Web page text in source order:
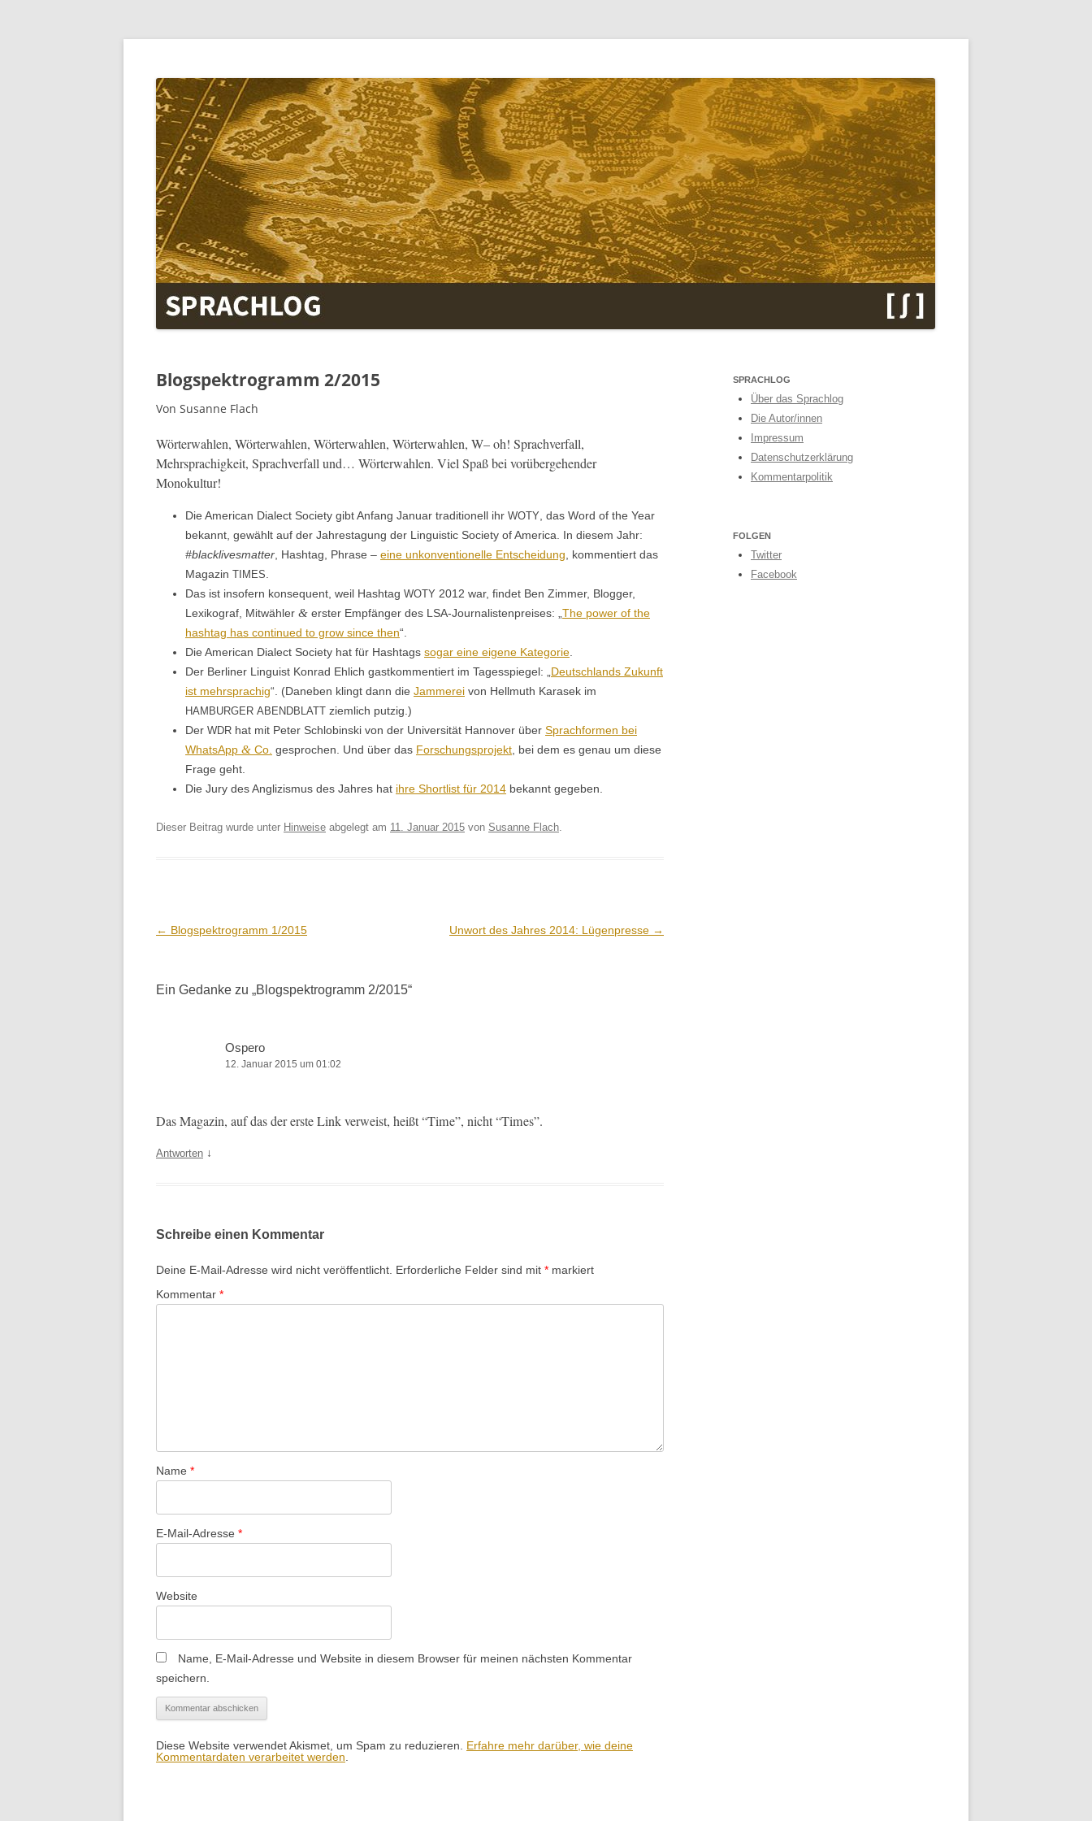
SPRACHLOG
Blogspektrogramm 2/2015
Von Susanne Flach
Wörter­wahlen, Wörter­wahlen, Wörter­wahlen, Wörter­wahlen, W– oh! Sprachver­fall,
Mehrsprachigkeit, Sprachver­fall und… Wörter­wahlen. Viel Spaß bei vorüberge­hen­der
Monokultur!
Die Amer­i­can Dialect Soci­ety gibt Anfang Jan­u­ar tra­di­tionell ihr WOTY
, das Word of the Year
bekan­nt, gewählt auf der Jahresta­gung der Lin­guis­tic Soci­ety of Amer­i­ca. In diesem Jahr:
#black­lives­mat­ter , Hash­tag, Phrase – eine unkon­ven­tionelle Entschei­dung , kom­men­tiert das
Mag­a­zin
TIMES
Das ist insofern kon­se­quent, weil Hash­tag WOTY 2012 war, find­et Ben Zim­mer, Blog­ger,
Lexiko­graf, Mitwäh­ler & erster Empfänger des LSA-Jour­nal­is­ten­preis­es: „ The pow­er of the
hash­tag has con­tin­ued to grow since then“.
Die Amer­i­can Dialect Soci­ety hat für Hash­tags sog­ar eine eigene Kat­e­gorie
Der Berlin­er Lin­guist Kon­rad Ehlich gastkom­men­tiert im Tagesspiegel: „ Deutsch­lands Zukun­ft
ist mehrsprachig“. (Daneben klingt dann die Jam­merei von Hell­muth Karasek im
HAMBURGER ABENDBLATT
ziem­lich putzig.)
Der WDR hat mit Peter Schlobin­s­ki von der Uni­ver­sität Han­nover über Sprach­for­men bei
What­sApp & Co. gesprochen. Und über das Forschung­spro­jekt , bei dem es genau um diese
Frage geht.
Die Jury des Anglizis­mus des Jahres hat ihre Short­list für 2014 bekan­nt gegeben.
Dieser Beitrag wurde unter Hinweise abgelegt am 11. Januar 2015 von Susanne Flach.
Beitrags-
← Blogspektrogramm 1/2015 Unwort des Jahres 2014: Lügenpresse →
Ein Gedanke zu „Blogspektrogramm 2/2015“
Ospero
12. Januar 2015 um 01:02
Das Mag­a­zin, auf das der erste Link ver­weist, heißt “Time”, nicht “Times”.
Antworten ↓
Schreibe einen Kommentar
Deine E-Mail-Adresse wird nicht veröffentlicht. Erforderliche Felder sind mit * markiert
Kommentar *
Name *
E-Mail-Adresse *
Website
Name, E-Mail-Adresse und Website in diesem Browser für meinen nächsten Kommentar
speichern.
Diese Website verwendet Akismet, um Spam zu reduzieren. Erfahre mehr darüber, wie deine
Kommentardaten verarbeitet werden
SPRACHLOG
Über das Sprachlog
Die Autor/innen
Impressum
Datenschutzerklärung
Kommentarpolitik
FOLGEN
Twitter
Facebook